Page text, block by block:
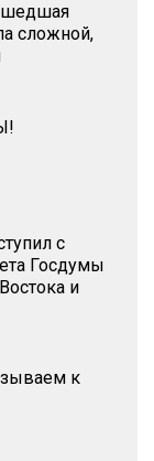
сложной,
с
Госдумы
и
к